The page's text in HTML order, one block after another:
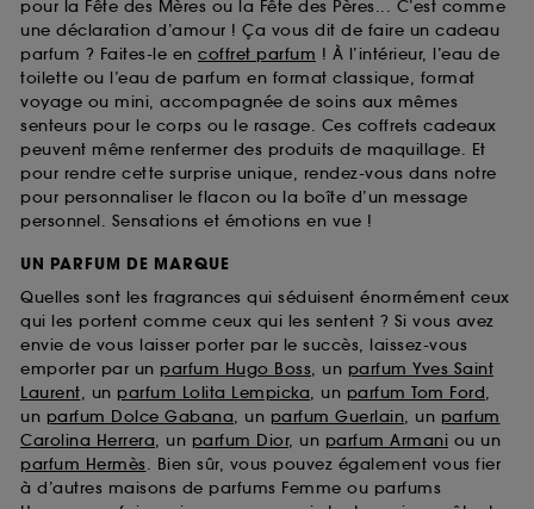
pour la Fête des Mères ou la Fête des Pères... C’est comme
une déclaration d’amour ! Ça vous dit de faire un cadeau
parfum ? Faites-le en coffret parfum ! À l’intérieur, l’eau de
toilette ou l’eau de parfum en format classique, format
voyage ou mini, accompagnée de soins aux mêmes
senteurs pour le corps ou le rasage. Ces coffrets cadeaux
peuvent même renfermer des produits de maquillage. Et
pour rendre cette surprise unique, rendez-vous dans notre
pour personnaliser le flacon ou la boîte d’un message
personnel. Sensations et émotions en vue !
UN PARFUM DE MARQUE
Quelles sont les fragrances qui séduisent énormément ceux
qui les portent comme ceux qui les sentent ? Si vous avez
envie de vous laisser porter par le succès, laissez-vous
emporter par un parfum Hugo Boss, un parfum Yves Saint
Laurent, un parfum Lolita Lempicka, un parfum Tom Ford,
un parfum Dolce Gabana, un parfum Guerlain, un parfum
Carolina Herrera, un parfum Dior, un parfum Armani ou un
parfum Hermès. Bien sûr, vous pouvez également vous fier
à d’autres maisons de parfums Femme ou parfums